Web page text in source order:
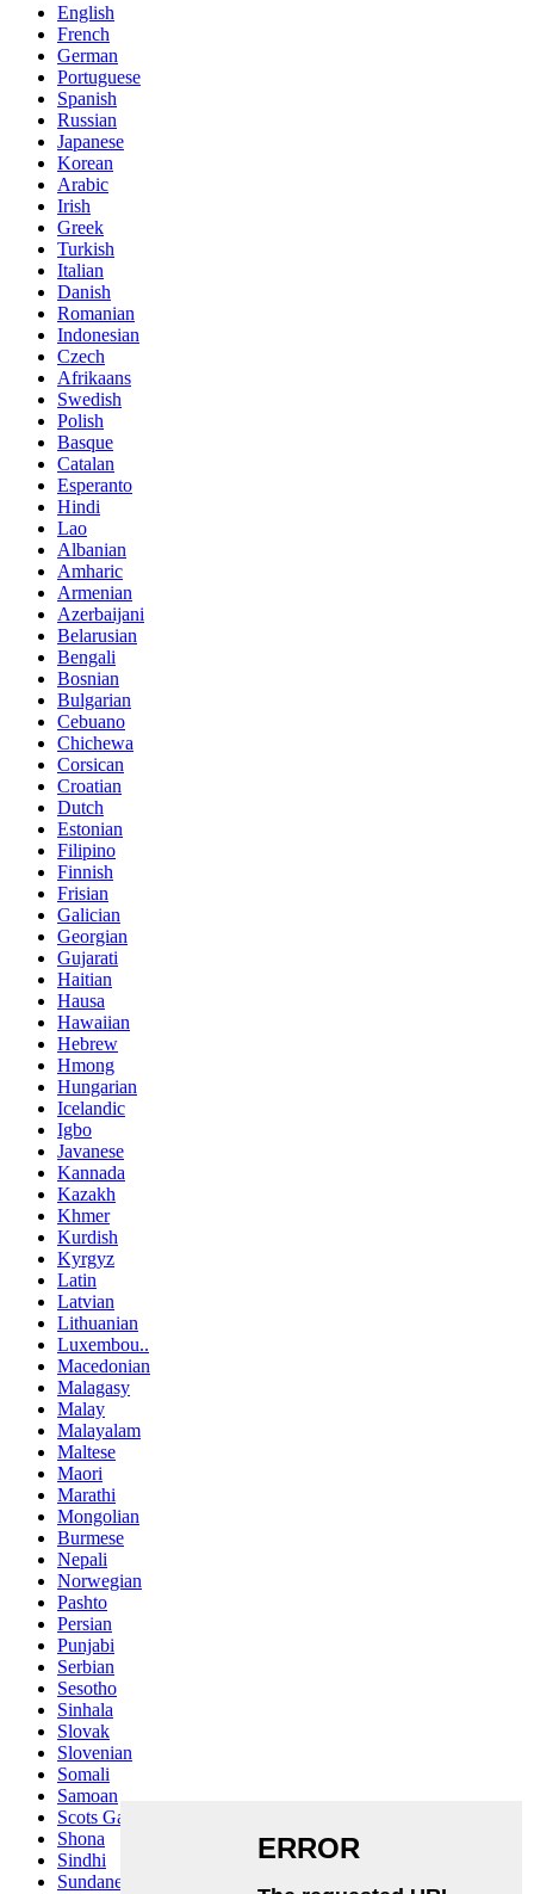
English
French
German
Portuguese
Spanish
Russian
Japanese
Korean
Arabic
Irish
Greek
Turkish
Italian
Danish
Romanian
Indonesian
Czech
Afrikaans
Swedish
Polish
Basque
Catalan
Esperanto
Hindi
Lao
Albanian
Amharic
Armenian
Azerbaijani
Belarusian
Bengali
Bosnian
Bulgarian
Cebuano
Chichewa
Corsican
Croatian
Dutch
Estonian
Filipino
Finnish
Frisian
Galician
Georgian
Gujarati
Haitian
Hausa
Hawaiian
Hebrew
Hmong
Hungarian
Icelandic
Igbo
Javanese
Kannada
Kazakh
Khmer
Kurdish
Kyrgyz
Latin
Latvian
Lithuanian
Luxembou..
Macedonian
Malagasy
Malay
Malayalam
Maltese
Maori
Marathi
Mongolian
Burmese
Nepali
Norwegian
Pashto
Persian
Punjabi
Serbian
Sesotho
Sinhala
Slovak
Slovenian
Somali
Samoan
Scots Gaelic
Shona
Sindhi
Sundanese